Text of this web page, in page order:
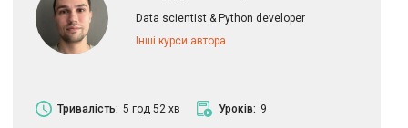
Data scientist & Python developer
Інші курси автора
Тривалість: 5 год 52 хв Уроків: 9